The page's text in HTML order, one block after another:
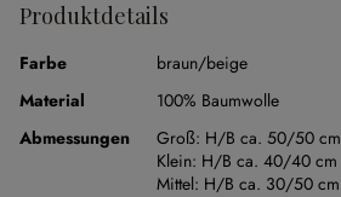
Produktdetails
Farbe
braun/beige
Material
100% Baumwolle
Abmessungen
Groß: H/B ca. 50/50 cm
Klein: H/B ca. 40/40 cm
Mittel: H/B ca. 30/50 cm